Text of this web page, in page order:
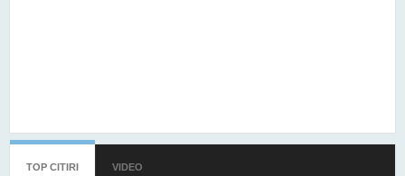
TOP CITIRI (TAB ACTIV)
VIDEO